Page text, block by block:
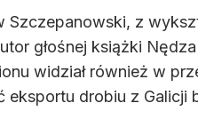
Szczepanowski, z
głośnej książki
widział również w
eksportu drobiu z